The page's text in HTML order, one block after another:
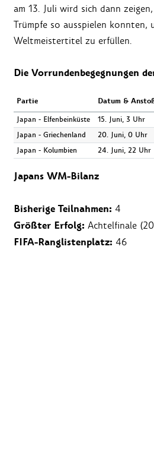
am 13. Juli wird sich dann
Trümpfe so ausspielen konnten,
Weltmeistertitel zu erfüllen.
Die Vorrundenbegegnungen
Partie Datum &
Japan - Elfenbeinküste
15. Juni, 3 Uhr
Japan - Griechenland
20. Juni, 0 Uhr
Japan - Kolumbien
24. Juni, 22 Uhr
Japans WM-Bilanz
Bisherige Teilnahmen: 4
Größter Erfolg: Achtelfinale
FIFA-Ranglistenplatz: 46